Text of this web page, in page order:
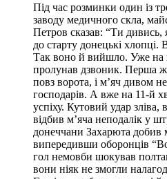
Під час розминки один із
заводу медичного скла,
Петров сказав: “Ти дивись,
до старту донецькі
Так воно й вийшло. Уже на
пролунав дзвоник. Перша ж
повз ворота, і м’яч дивом
господарів. А вже на 11-й
успіху. Кутовий удар зліва,
відбив м’яча неподалік у
донеччани Захарюта добив
випередивши оборонців
гол немовби шокував
вони ніяк не змогли